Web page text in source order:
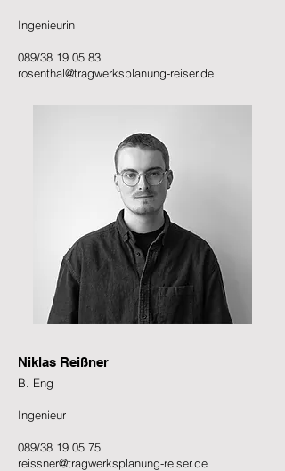
Ingenieurin
089/38 19 05 83
rosenthal@tragwerksplanung-reiser.de
Niklas Reißner
B. Eng
Ingenieur
089/38 19 05 75
reissner@tragwerksplanung-reiser.de